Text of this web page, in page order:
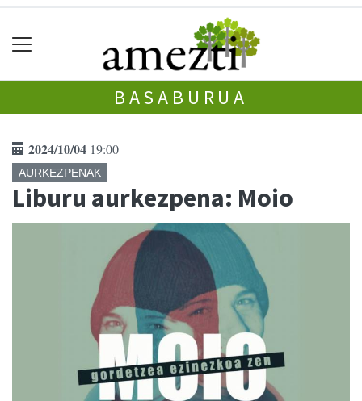
BASABURUA
2024/10/04 19:00
AURKEZPENAK
Liburu aurkezpena: Moio